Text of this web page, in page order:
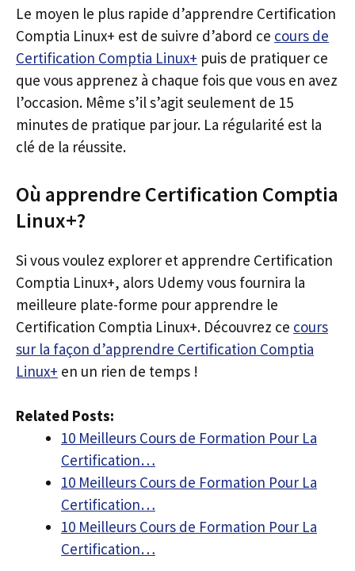
Le moyen le plus rapide d’apprendre Certification
Comptia Linux+ est de suivre d’abord ce cours de
Certification Comptia Linux+ puis de pratiquer ce
que vous apprenez à chaque fois que vous en avez
l’occasion. Même s’il s’agit seulement de 15
minutes de pratique par jour. La régularité est la
clé de la réussite.
Où apprendre Certification Comptia
Linux+?
Si vous voulez explorer et apprendre Certification
Comptia Linux+, alors Udemy vous fournira la
meilleure plate-forme pour apprendre le
Certification Comptia Linux+. Découvrez ce cours
sur la façon d’apprendre Certification Comptia
Linux+ en un rien de temps !
Related Posts:
10 Meilleurs Cours de Formation Pour La
Certification…
10 Meilleurs Cours de Formation Pour La
Certification…
10 Meilleurs Cours de Formation Pour La
Certification…